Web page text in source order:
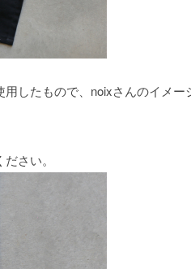
したもので、noixさんのイメー
さい。